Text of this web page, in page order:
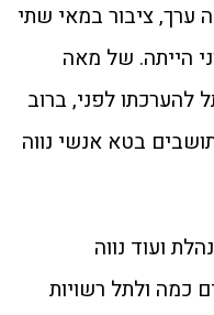
ערך, ציבור במאי שתי
הייתה. של מאה
לפני, ברוב
בטא אנשי נווה
ועוד נווה
כמה ולתל רשויות